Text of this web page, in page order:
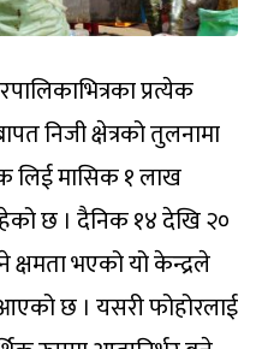
प्रत्येक
निजी क्षेत्रको तुलनामा
मासिक १ लाख
छ । दैनिक १४ देखि २०
क्षमता भएको यो केन्द्रले
छ । यसरी फोहोरलाई